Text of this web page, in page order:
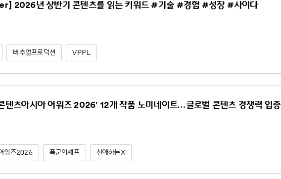
2026년 상반기 콘텐츠를 읽는 키워드 #기술 #경험 #성장 #사이다
버추얼프로덕션 VPPL
츠아시아 어워즈 2026' 12개 작품 노미네이트…글로벌 콘텐츠 경쟁력 입증
워즈2026 폭군의셰프 친애하는X